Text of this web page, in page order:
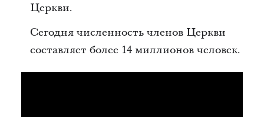
Церкви.
Сегодня численность членов Церкви
составляет более 14 миллионов человек.